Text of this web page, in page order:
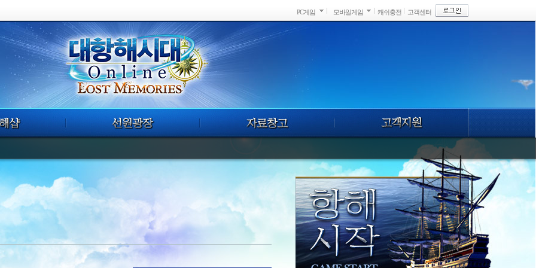
PC게임 모바일게임 캐쉬충전 고객센터